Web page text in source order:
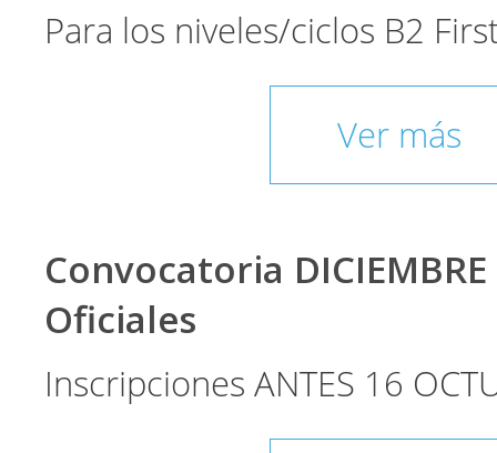
Para los niveles/ciclos B2
Ver más
Convocatoria
Oficiales
Inscripciones ANTES 16